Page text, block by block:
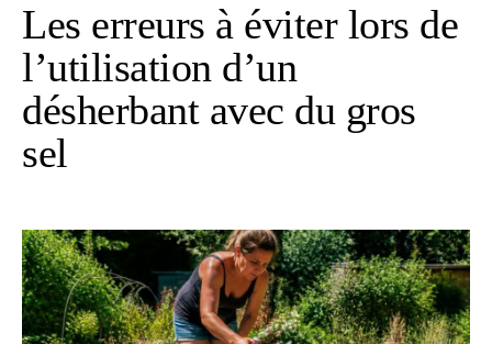
Les erreurs à éviter lors de
l’utilisation d’un
désherbant avec du gros
sel